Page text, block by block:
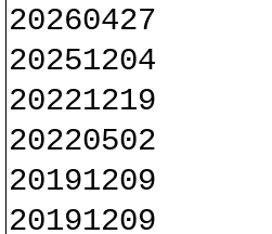
20260427
20251204
20221219
20220502
20191209
20191209